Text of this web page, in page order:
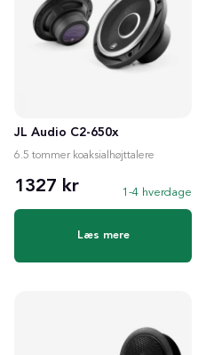
JL Audio C2-650x
6.5 tommer koaksialhøjttalere
1327 kr 1-4 hverdage
Læs mere